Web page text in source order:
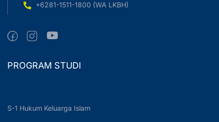
+6281-1511-1800 (WA LKBH)
PROGRAM STUDI
S-1 Hukum Keluarga Islam